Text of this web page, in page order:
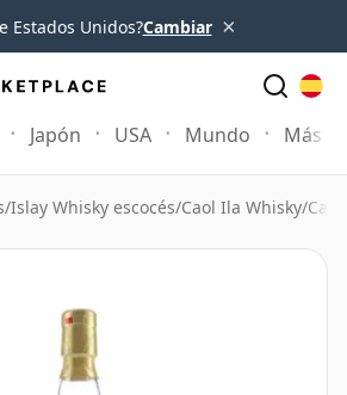
Estados Unidos?Cambiar ×
Japón USA Mundo Más
/Islay Whisky escocés/Caol Ila Whisky/